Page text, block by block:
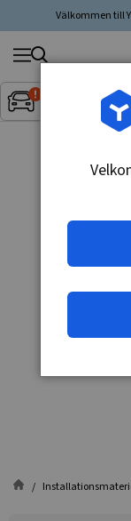
Välkommen till
Søg
produkt,
producent,